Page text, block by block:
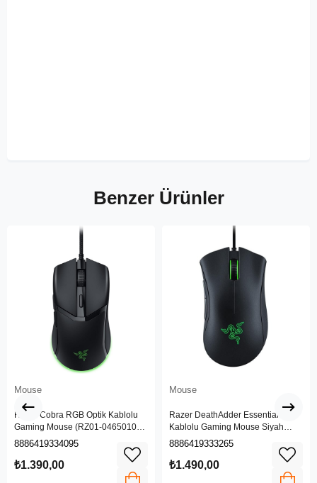
Benzer Ürünler
Mouse
Razer Cobra RGB Optik Kablolu
Gaming Mouse (RZ01-04650100-
R3M1)
8886419334095
₺1.390,00
Mouse
Razer DeathAdder Essential
Kablolu Gaming Mouse Siyah
(RZ01-03850100-R3M1)
8886419333265
₺1.490,00